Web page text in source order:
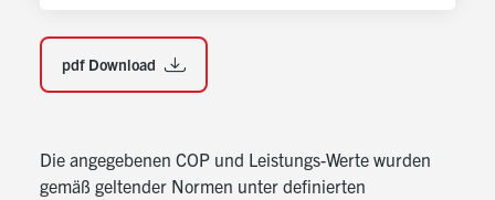
Kaskadenmanagement für bis zu 3 Wärmepumpen
standardmäßig integriert
Maximale Betriebssicherheit durch sensorische
Angesteuert werden können bis zu 3 Heizkreise (2x
gemischt, 1x ungemischt)
pdf Download
Die angegebenen COP und Leistungs-Werte wurden
gemäß geltender Normen unter definierten